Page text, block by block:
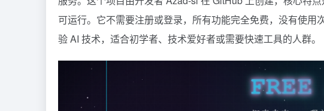
可运行。它不需要注册或登录，所有功能完全免费，没有使
验 AI 技术，适合初学者、技术爱好者或需要快速工具的人群。